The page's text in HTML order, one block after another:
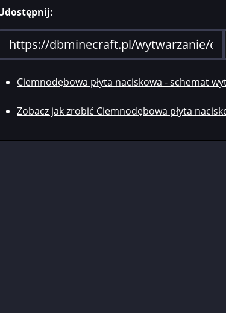
Ciemnodębowa płyta naciskowa - schemat
Zobacz jak zrobić Ciemnodębowa płyta